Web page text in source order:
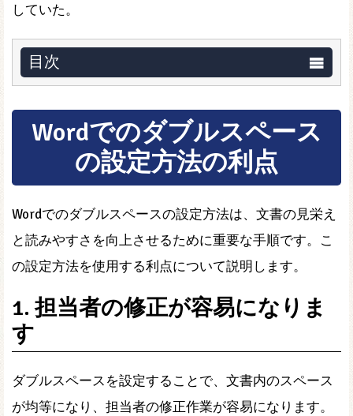
していた。
目次
Wordでのダブルスペース
の設定方法の利点
Wordでのダブルスペースの設定方法は、文書の見栄え
と読みやすさを向上させるために重要な手順です。こ
の設定方法を使用する利点について説明します。
1. 担当者の修正が容易になりま
す
ダブルスペースを設定することで、文書内のスペース
が均等になり、担当者の修正作業が容易になります。